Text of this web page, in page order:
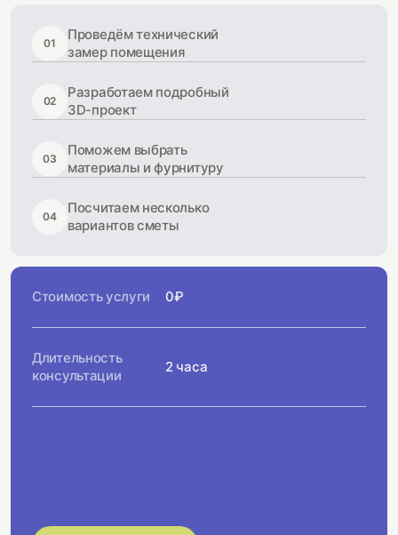
01
Проведём технический
замер помещения
02
Разработаем подробный
3D-проект
03
Поможем выбрать
материалы и фурнитуру
04
Посчитаем несколько
вариантов сметы
Стоимость услуги 0₽
Длительность
консультации
2 часа